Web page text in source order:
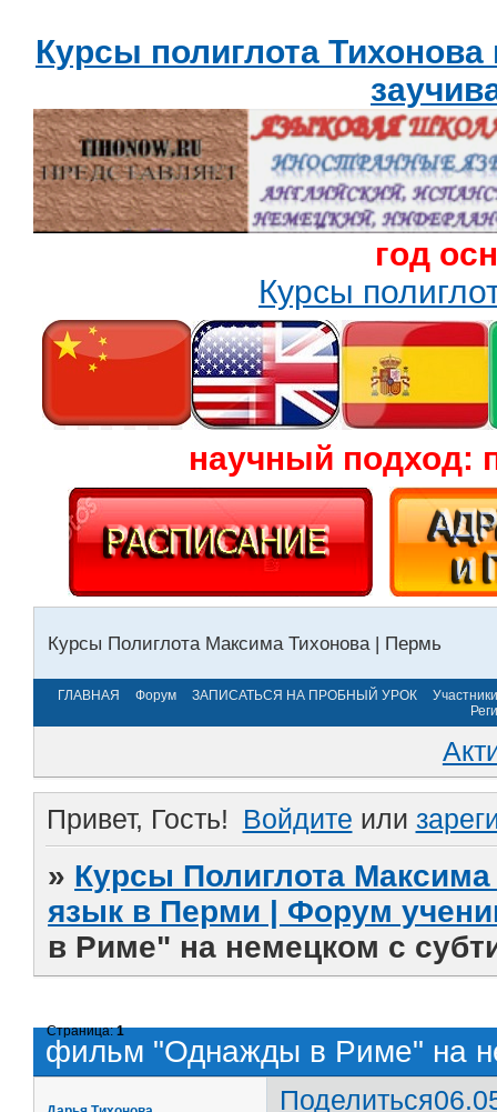
Курсы полиглота
год
Курсы
научный подход:
Курсы Полиглота Максима Тихонова | Пермь
ГЛАВНАЯ Форум ЗАПИСАТЬСЯ НА ПРОБНЫЙ УРОК
Участники
Привет, Гость! Войдите или
» Курсы Полиглота
язык в Перми | Форум
в Риме" на немецком с
фильм "Однажды в Риме" на
Страница:1
Поделиться